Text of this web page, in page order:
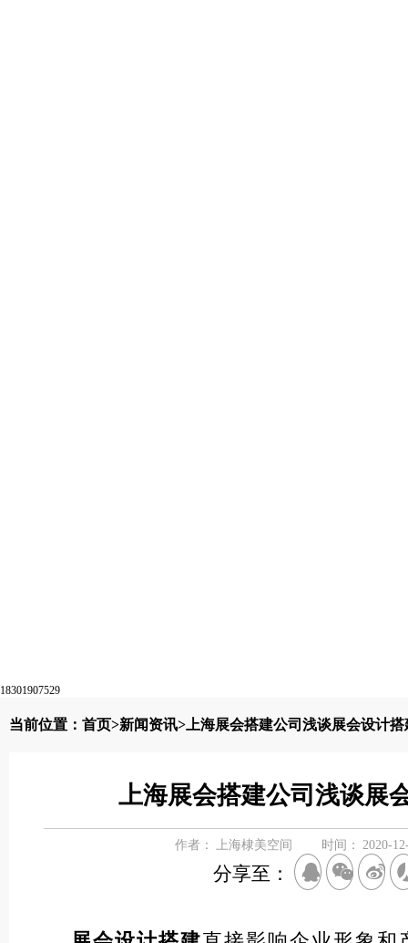
18301907529
当前位置： 首页>新闻资讯>上海展会搭建公司浅谈展会设计搭
上海展会搭建公司浅谈展
作者： 上海棣美空间 时间： 2020-
分享至：